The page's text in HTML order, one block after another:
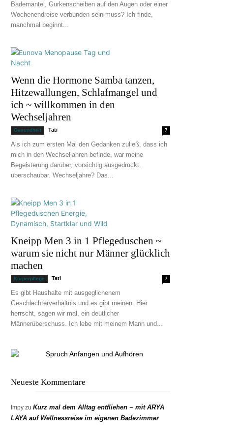
Bademantel, Gurkenscheiben auf den Augen oder einer
Wochenendreise verbunden sein muss? Ich finde,
manchmal beginnt...
Wenn die Hormone Samba tanzen,
Hitzewallungen, Schlafmangel und
ich ~ willkommen in den
Wechseljahren
Gesundheit Tati 7
Als ich zum ersten Mal den Gedanken zuließ, dass ich
mich in den Wechseljahren befinde, war meine
Begeisterung darüber, vorsichtig ausgedrückt,
überschaubar. Wechseljahre? Das...
Kneipp Men 3 in 1 Pflegeduschen ~
warum sie nicht nur Männer glücklich
machen
Körperpflege Tati 7
Es gibt Haushalte mit ausgeglichenem
Geschlechterverhältnis und es gibt meinen. Hier
herrscht, sagen wir mal, ein deutlicher
Männerüberschuss. Ich lebe mit meinem Mann und...
Neueste Kommentare
Impy zu Kurz mal dem Alltag entfliehen ~ mit ARYA
LAYA auf Wellnessreise im eigenen Badezimmer